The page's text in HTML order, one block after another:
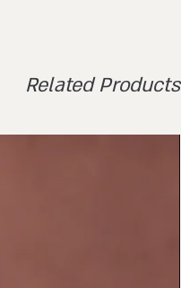
Related Products